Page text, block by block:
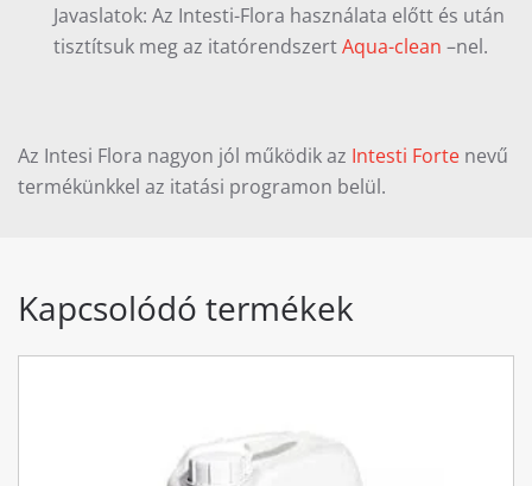
Javaslatok: Az Intesti-Flora használata előtt és után
tisztítsuk meg az itatórendszertAqua-clean –nel.
Az Intesi Flora nagyon jól működik az Intesti Forte nevű
termékünkkel az itatási programon belül.
Kapcsolódó termékek